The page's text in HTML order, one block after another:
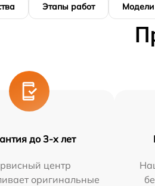
Этапы работ Модели
до 3-х лет
центр
оригинальные